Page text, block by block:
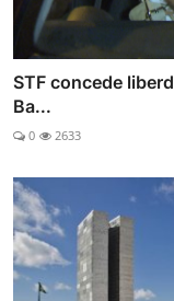
STF concede
Ba...
0 2633